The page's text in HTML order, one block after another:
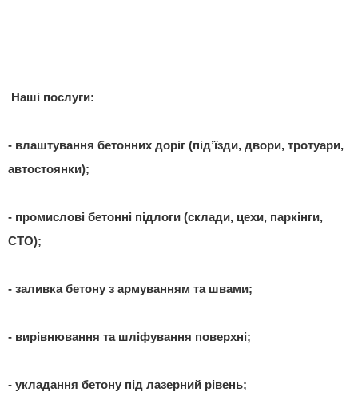
Наші послуги:
- влаштування бетонних доріг (під’їзди, двори, тротуари,
автостоянки);
- промислові бетонні підлоги (склади, цехи, паркінги,
СТО);
- заливка бетону з армуванням та швами;
- вирівнювання та шліфування поверхні;
- укладання бетону під лазерний рівень;